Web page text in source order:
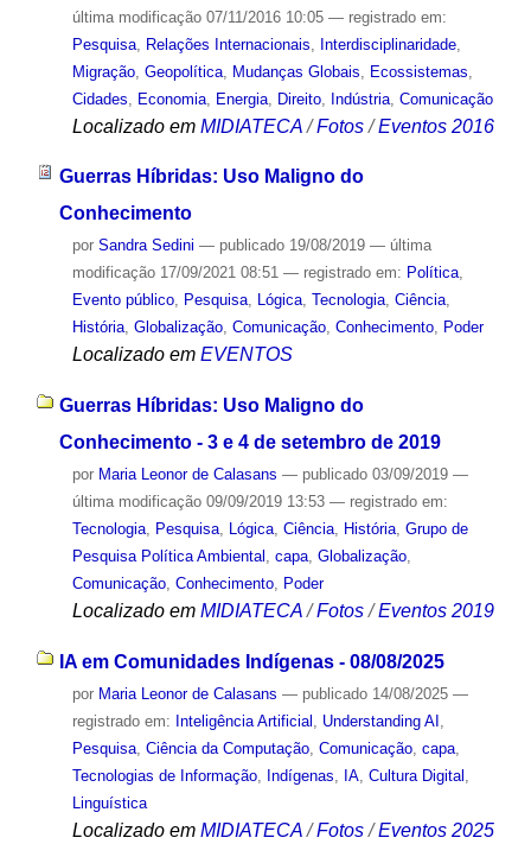
última modificação07/11/2016 10:05 — registrado em:
Pesquisa, Relações Internacionais Interdisciplinaridade,
Migração, Geopolítica, Mudanças Globais Ecossistemas
Cidades
Economia, Energia, Direito, Indústria, Comunicação
Localizado em MIDIATECA /Fotos /Eventos 2016
Guerras Híbridas: Uso Maligno do
Conhecimento
por Sandra Sedini — publicado19/08/2019 — última
modificação17/09/2021 08:51 — registrado em: Política,
Evento público, Pesquisa, Lógica, Tecnologia, Ciência,
História, Globalização, Comunicação, Conhecimento, Poder
Localizado em EVENTOS
Guerras Híbridas: Uso Maligno do
Conhecimento - 3 e 4 de setembro de 2019
por Maria Leonor de Calasans — publicado03/09/2019 —
última modificação09/09/2019 13:53 — registrado em:
Tecnologia, Pesquisa, Lógica, Ciência, História, Grupo de
Pesquisa Política Ambiental , capa, Globalização,
Comunicação, Conhecimento, Poder
Localizado em MIDIATECA /Fotos /Eventos 2019
IA em Comunidades Indígenas - 08/08/2025
por Maria Leonor de Calasans — publicado14/08/2025 —
registrado em: Inteligência Artificial Understanding AI
Pesquisa, Ciência da Computação, Comunicação, capa,
Tecnologias de Informação, Indígenas IA, Cultura Digital
Linguística
Localizado em MIDIATECA /Fotos /Eventos 2025